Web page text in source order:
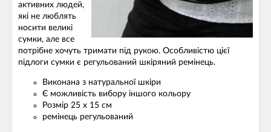
активних людей,
які не люблять
носити великі
сумки, але все
потрібне хочуть тримати під рукою. Особливістю цієї
підлоги сумки є регульований шкіряний ремінець.
Виконана з натуральної шкіри
Є можливість вибору іншого кольору
Розмір 25 х 15 см
ремінець регульований